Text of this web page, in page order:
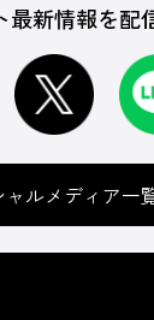
最新情報を配
ャルメディア一